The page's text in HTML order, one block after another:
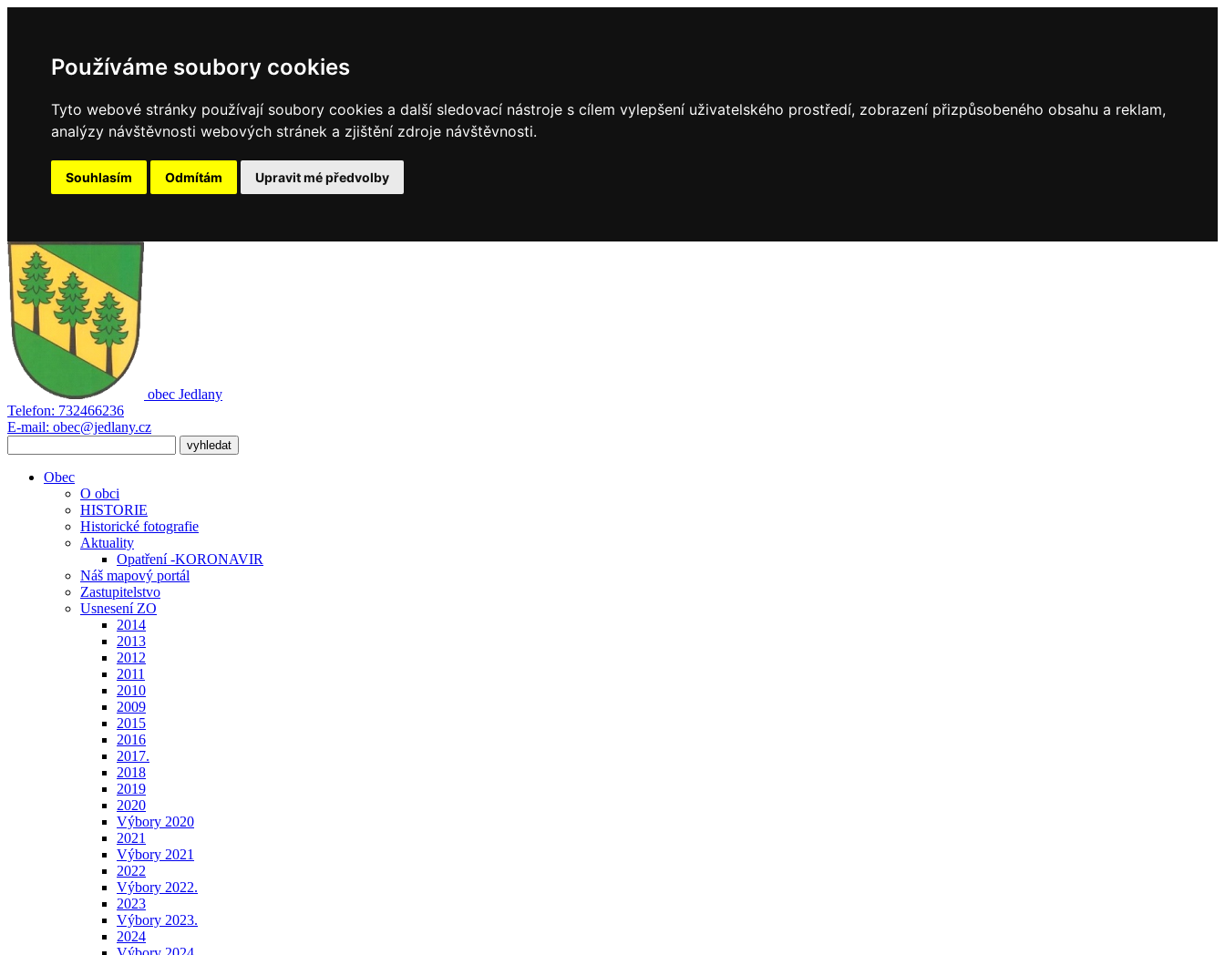
Používáme soubory cookies
Tyto webové stránky používají soubory cookies a další sledovací nástroje s cílem vylepšení uživatelského prostředí, zobrazení přizpůsobeného obsahu a reklam,
analýzy návštěvnosti webových stránek a zjištění zdroje návštěvnosti.
Souhlasím Odmítám Upravit mé předvolby
obec Jedlany
Telefon: 732466236
E-mail: obec@jedlany.cz
Obec
O obci
HISTORIE
Historické fotografie
Aktuality
Opatření -KORONAVIR
Náš mapový portál
Zastupitelstvo
Usnesení ZO
2014
2013
2012
2011
2010
2009
2015
2016
2017.
2018
2019
2020
Výbory 2020
2021
Výbory 2021
2022
Výbory 2022.
2023
Výbory 2023.
2024